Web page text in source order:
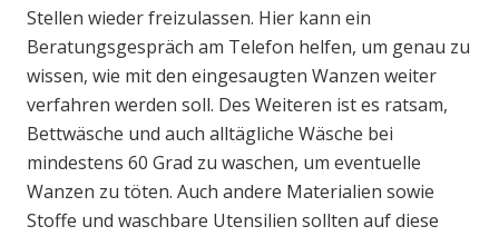
Stellen wieder freizulassen. Hier kann ein
Beratungsgespräch am Telefon helfen, um genau zu
wissen, wie mit den eingesaugten Wanzen weiter
verfahren werden soll. Des Weiteren ist es ratsam,
Bettwäsche und auch alltägliche Wäsche bei
mindestens 60 Grad zu waschen, um eventuelle
Wanzen zu töten. Auch andere Materialien sowie
Stoffe und waschbare Utensilien sollten auf diese